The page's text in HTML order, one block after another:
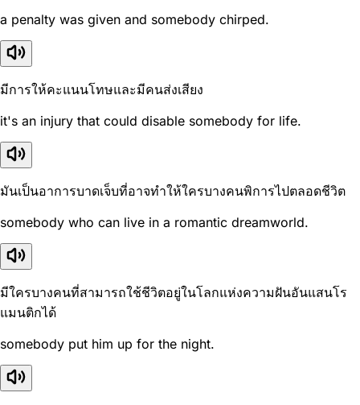
a penalty was given and somebody chirped.
มีการให้คะแนนโทษและมีคนส่งเสียง
it's an injury that could disable somebody for life.
มันเป็นอาการบาดเจ็บที่อาจทำให้ใครบางคนพิการไปตลอดชีวิต
somebody who can live in a romantic dreamworld.
มีใครบางคนที่สามารถใช้ชีวิตอยู่ในโลกแห่งความฝันอันแสนโร
แมนติกได้
somebody put him up for the night.